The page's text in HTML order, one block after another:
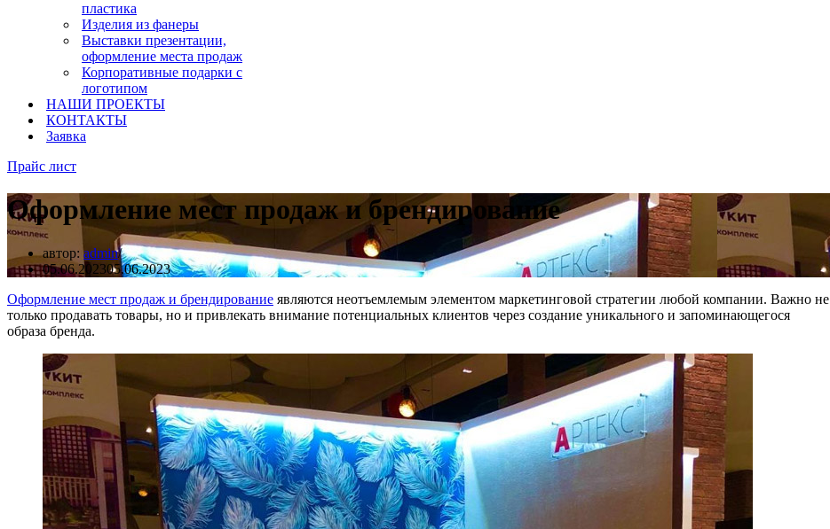
пластика
Изделия из фанеры
Выставки презентации,
оформление места продаж
Корпоративные подарки с
логотипом
НАШИ ПРОЕКТЫ
КОНТАКТЫ
Заявка
Прайс лист
Оформление мест продаж и брендирование
автор:admin
05.06.202305.06.2023
Оформление мест продаж и брендирование являются неотъемлемым элементом маркетинговой стратегии любой компании. Важно не
только продавать товары, но и привлекать внимание потенциальных клиентов через создание уникального и запоминающегося
образа бренда.